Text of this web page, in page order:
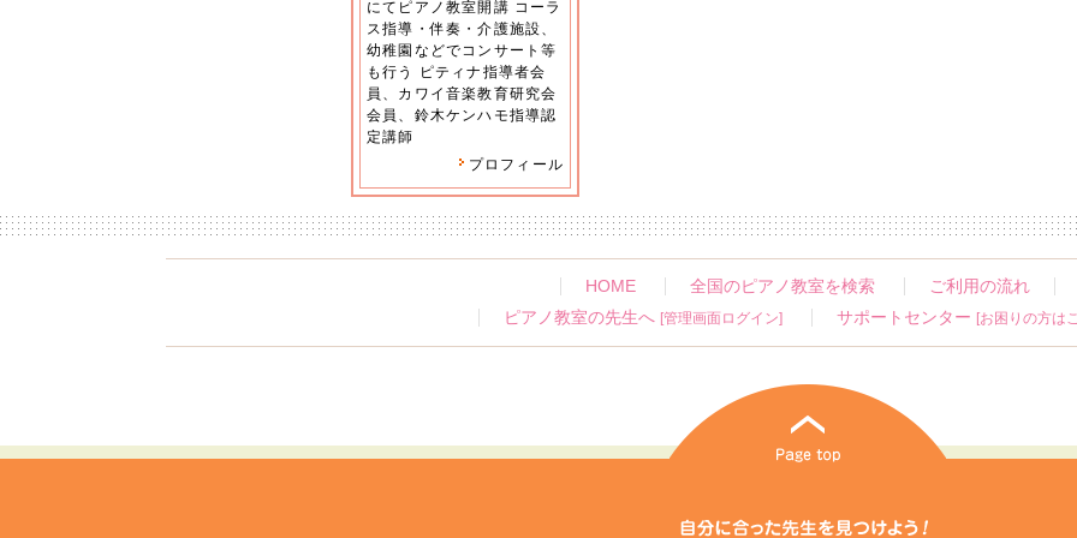
にてピアノ教室開講 コーラ
ス指導・伴奏・介護施設、
幼稚園などでコンサート等
も行う ピティナ指導者会
員、カワイ音楽教育研究会
会員、鈴木ケンハモ指導認
定講師
プロフィール
HOME 全国のピアノ教室を検索
ご利用の流れ
ピアノ教室の先生へ [管理画面ログイン] サポートセンター [お困りの方は